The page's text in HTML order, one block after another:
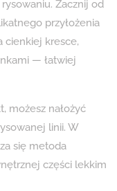
Zacznij od
przyłożenia
cienkiej kresce,
— łatwiej
możesz nałożyć
linii. W
się metoda
części lekkim